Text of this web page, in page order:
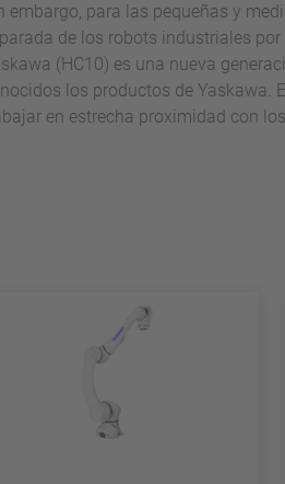
embargo, para las pequeñas y
de los robots industriales
(HC10) es una nueva
los productos de Yaskawa.
en estrecha proximidad con